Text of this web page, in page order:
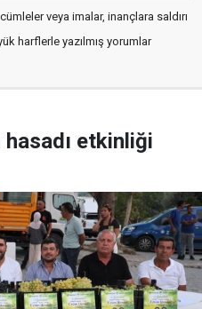
veya imalar, inançlara saldırı
harflerle yazılmış yorumlar
etkinliği